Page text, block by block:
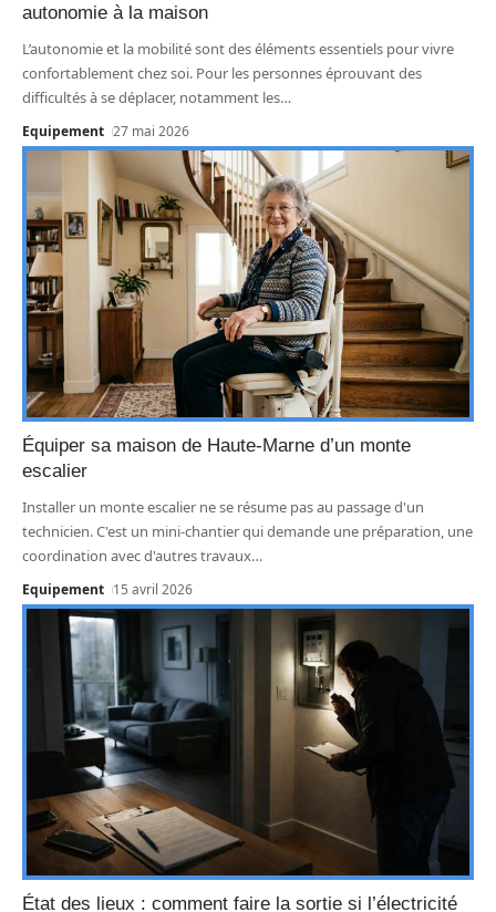
autonomie à la maison
L’autonomie et la mobilité sont des éléments essentiels pour vivre
confortablement chez soi. Pour les personnes éprouvant des
difficultés à se déplacer, notamment les…
Equipement 27 mai 2026
Équiper sa maison de Haute-Marne d’un monte
escalier
Installer un monte escalier ne se résume pas au passage d'un
technicien. C'est un mini-chantier qui demande une préparation, une
coordination avec d'autres travaux…
Equipement 15 avril 2026
État des lieux : comment faire la sortie si l’électricité